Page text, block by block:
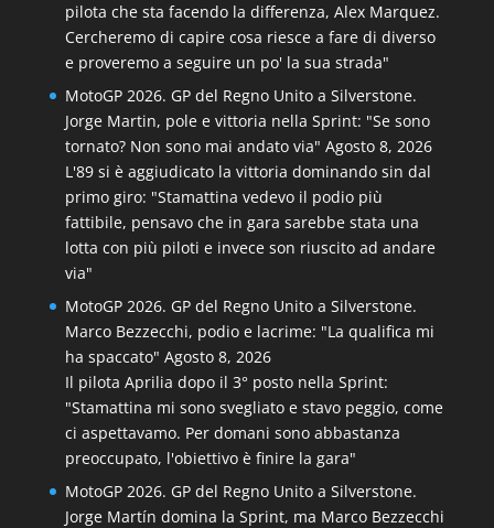
pilota che sta facendo la differenza, Alex Marquez.
Cercheremo di capire cosa riesce a fare di diverso
e proveremo a seguire un po' la sua strada"
MotoGP 2026. GP del Regno Unito a Silverstone.
Jorge Martin, pole e vittoria nella Sprint: "Se sono
tornato? Non sono mai andato via" Agosto 8, 2026
L'89 si è aggiudicato la vittoria dominando sin dal
primo giro: "Stamattina vedevo il podio più
fattibile, pensavo che in gara sarebbe stata una
lotta con più piloti e invece son riuscito ad andare
via"
MotoGP 2026. GP del Regno Unito a Silverstone.
Marco Bezzecchi, podio e lacrime: "La qualifica mi
ha spaccato" Agosto 8, 2026
Il pilota Aprilia dopo il 3° posto nella Sprint:
"Stamattina mi sono svegliato e stavo peggio, come
ci aspettavamo. Per domani sono abbastanza
preoccupato, l'obiettivo è finire la gara"
MotoGP 2026. GP del Regno Unito a Silverstone.
Jorge Martín domina la Sprint, ma Marco Bezzecchi